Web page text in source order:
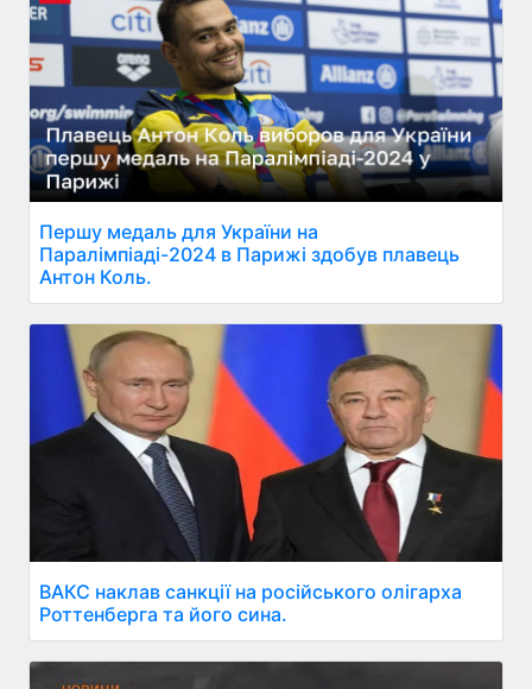
Першу медаль для України на
Паралімпіаді-2024 в Парижі здобув плавець
Антон Коль.
ВАКС наклав санкції на російського олігарха
Роттенберга та його сина.